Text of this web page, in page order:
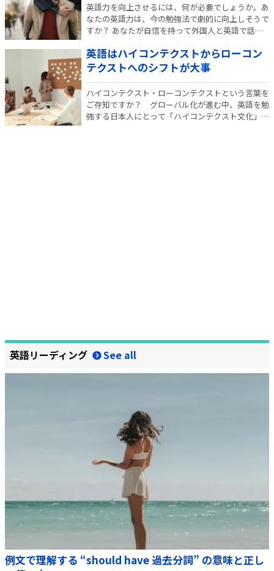
英語力を向上させるには、何が必要でしょうか。あ
なたの英語力は、今の勉強法で劇的に向上しそうで
すか？ あなたが自信を持って外国人と英語で話せ
アジア最低だとも言われていますが、まさか今のグ
ローバル時代に、単語帳の暗記・リスニング教材を
聞く…
英語はハイコンテクストからローコン
テクストへのシフトが大事
ハイコンテクスト・ローコンテクストという言葉を
ご存知ですか？ グローバル化が進む中、英語を勉
強する日本人にとって「ハイコンテクスト文化」と
英語リーディング
例文で理解する “should have 過去分詞” の意味と正し